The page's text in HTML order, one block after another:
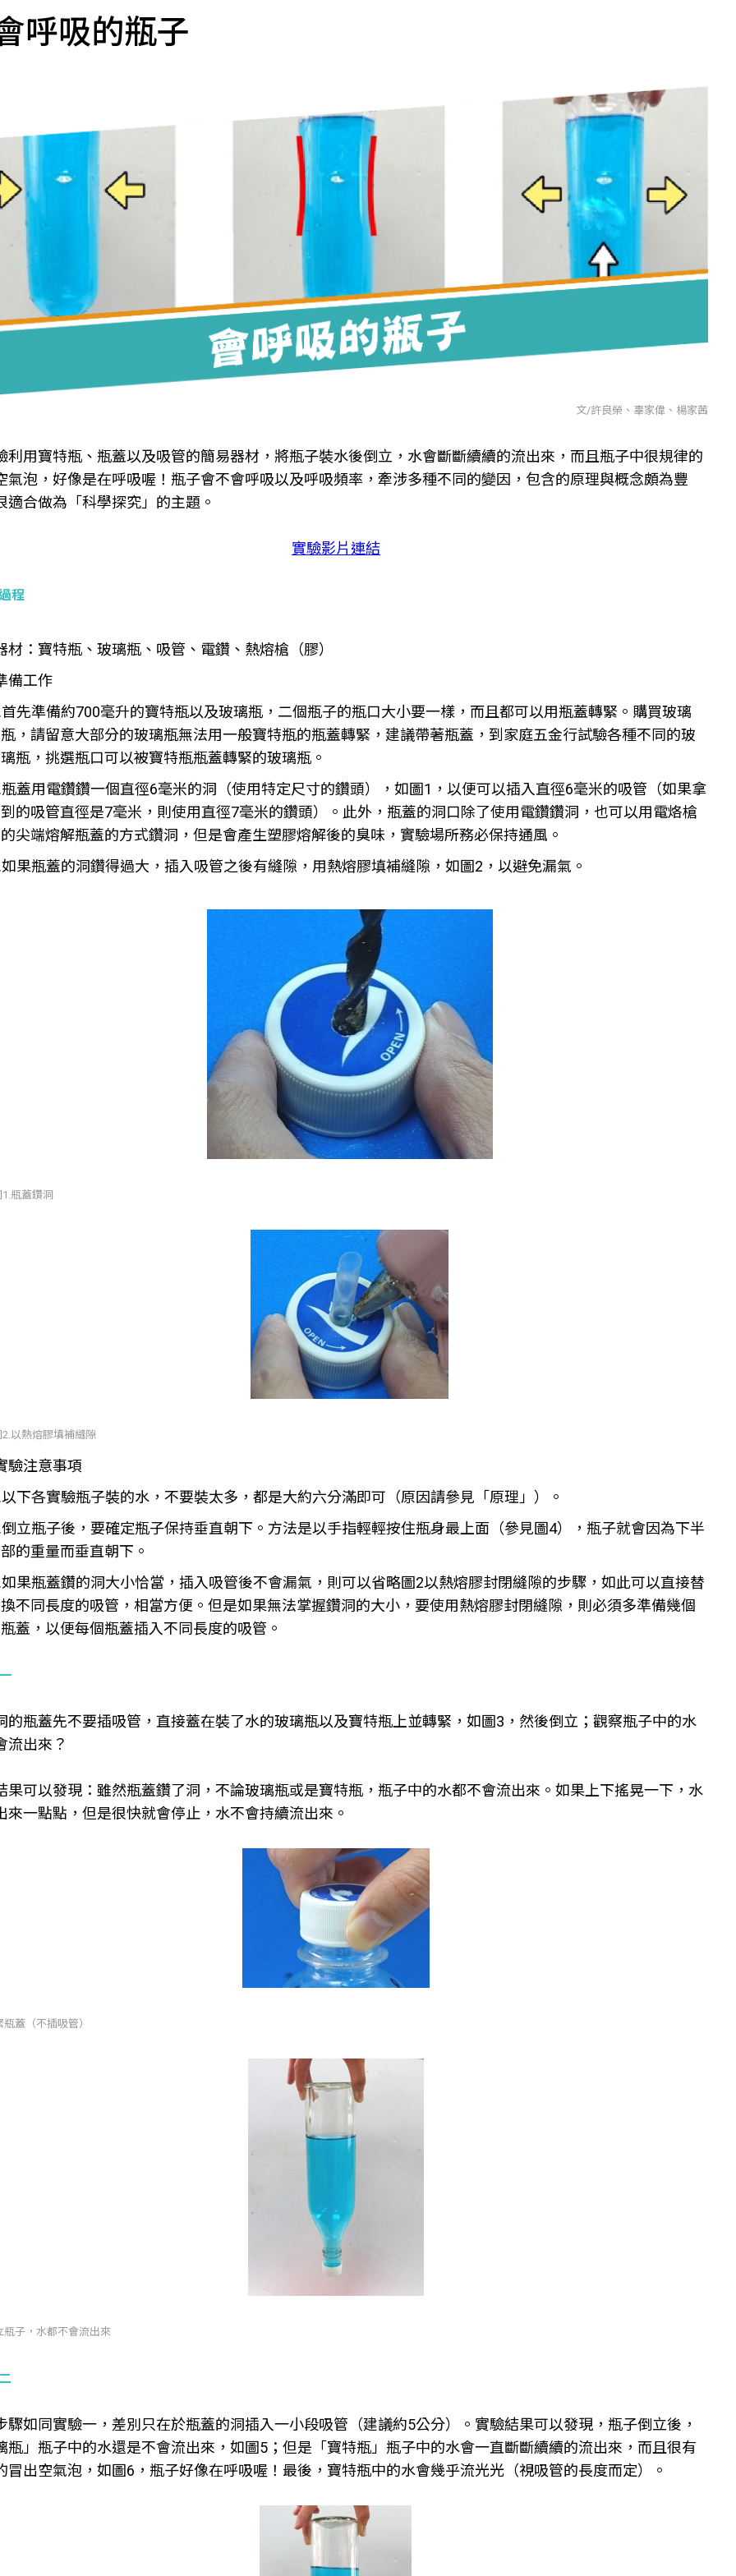
呼吸的瓶子
文/許良榮、辜家偉、楊家茜
利用寶特瓶、瓶蓋以及吸管的簡易器材，將瓶子裝水後倒立，水會斷斷續續的流出來，而且瓶子中很規律的
氣泡，好像是在呼吸喔！瓶子會不會呼吸以及呼吸頻率，牽涉多種不同的變因，包含的原理與概念頗為豐
適合做為「科學探究」的主題。
實驗影片連結
程
材：寶特瓶、玻璃瓶、吸管、電鑽、熱熔槍（膠）
備工作
先準備約700毫升的寶特瓶以及玻璃瓶，二個瓶子的瓶口大小要一樣，而且都可以用瓶蓋轉緊。購買玻璃
瓶，請留意大部分的玻璃瓶無法用一般寶特瓶的瓶蓋轉緊，建議帶著瓶蓋，到家庭五金行試驗各種不同的玻
璃瓶，挑選瓶口可以被寶特瓶瓶蓋轉緊的玻璃瓶。
蓋用電鑽鑽一個直徑6毫米的洞（使用特定尺寸的鑽頭），如圖1，以便可以插入直徑6毫米的吸管（如果拿
到的吸管直徑是7毫米，則使用直徑7毫米的鑽頭）。此外，瓶蓋的洞口除了使用電鑽鑽洞，也可以用電烙槍
的尖端熔解瓶蓋的方式鑽洞，但是會產生塑膠熔解後的臭味，實驗場所務必保持通風。
果瓶蓋的洞鑽得過大，插入吸管之後有縫隙，用熱熔膠填補縫隙，如圖2，以避免漏氣。
瓶蓋鑽洞
2.以熱熔膠填補縫隙
驗注意事項
下各實驗瓶子裝的水，不要裝太多，都是大約六分滿即可（原因請參見「原理」）。
立瓶子後，要確定瓶子保持垂直朝下。方法是以手指輕輕按住瓶身最上面（參見圖4），瓶子就會因為下半
部的重量而垂直朝下。
果瓶蓋鑽的洞大小恰當，插入吸管後不會漏氣，則可以省略圖2以熱熔膠封閉縫隙的步驟，如此可以直接替
換不同長度的吸管，相當方便。但是如果無法掌握鑽洞的大小，要使用熱熔膠封閉縫隙，則必須多準備幾個
瓶蓋，以便每個瓶蓋插入不同長度的吸管。
的瓶蓋先不要插吸管，直接蓋在裝了水的玻璃瓶以及寶特瓶上並轉緊，如圖3，然後倒立；觀察瓶子中的水
流出來？
果可以發現：雖然瓶蓋鑽了洞，不論玻璃瓶或是寶特瓶，瓶子中的水都不會流出來。如果上下搖晃一下，水
來一點點，但是很快就會停止，水不會持續流出來。
蓋（不插吸管）
瓶子，水都不會流出來
驟如同實驗一，差別只在於瓶蓋的洞插入一小段吸管（建議約5公分）。實驗結果可以發現，瓶子倒立後，
瓶」瓶子中的水還是不會流出來，如圖5；但是「寶特瓶」瓶子中的水會一直斷斷續續的流出來，而且很有
冒出空氣泡，如圖6，瓶子好像在呼吸喔！最後，寶特瓶中的水會幾乎流光光（視吸管的長度而定）。